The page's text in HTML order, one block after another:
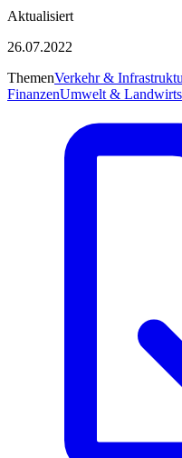
Aktualisiert
26.07.2022
ThemenVerkehr &
FinanzenUmwelt &